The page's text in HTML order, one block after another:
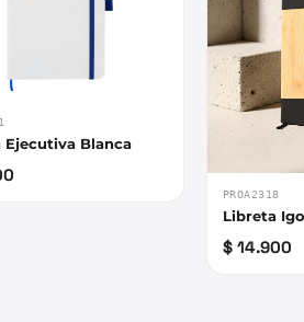
Ejecutiva Blanca
PROA2318
Libreta
$ 14.900